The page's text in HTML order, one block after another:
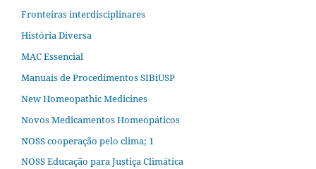
Fronteiras interdisciplinares
História Diversa
MAC Essencial
Manuais de Procedimentos SIBiUSP
New Homeopathic Medicines
Novos Medicamentos Homeopáticos
NOSS cooperação pelo clima; 1
NOSS Educação para Justiça Climática